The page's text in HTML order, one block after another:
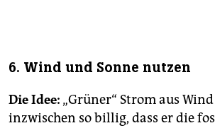
6. Wind und Sonne nutzen
Die Idee: „Grüner“ Strom aus
inzwischen so billig, dass er die